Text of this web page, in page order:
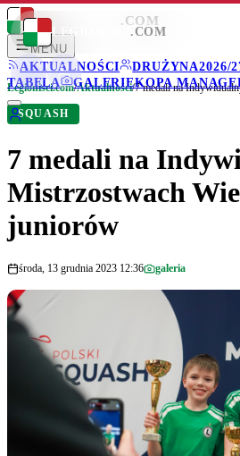
LEGIONISCI .COM
MENU
AKTUALNOŚCI
DRUŻYNA2026/
TABELA
GALERIEKOPA
LEGIONISCI .COM
Legionisci.com/Aktualności/
SQUASH
7 medali na
Mistrzostwach
juniorów
środa, 13 grudnia 2023 12:36 galeria